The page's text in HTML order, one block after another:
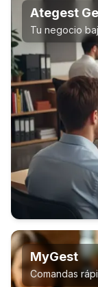
Ategest
Tu negocio
MyGest
Comandas